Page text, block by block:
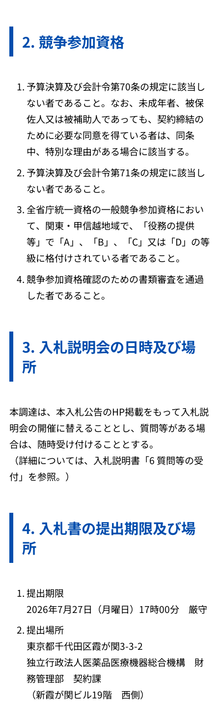
競争参加資格
予算決算及び会計令第70条の規定に該当し
ない者であること。なお、未成年者、被保
佐人又は被補助人であっても、契約締結の
ために必要な同意を得ている者は、同条
中、特別な理由がある場合に該当する。
予算決算及び会計令第71条の規定に該当し
ない者であること。
全省庁統一資格の一般競争参加資格におい
て、関東・甲信越地域で、「役務の提供
等」で「A」、「B」、「C」又は「D」の等
級に格付けされている者であること。
競争参加資格確認のための書類審査を通過
した者であること。
入札説明会の日時及び場
所
本調達は、本入札公告のHP掲載をもって入札説
明会の開催に替えることとし、質問等がある場
合は、随時受け付けることとする。
（詳細については、入札説明書「6 質問等の受
付」を参照。）
入札書の提出期限及び場
所
提出期限
2026年7月27日（月曜日）17時00分 厳守
提出場所
東京都千代田区霞が関3-3-2
独立行政法人医薬品医療機器総合機構 財
務管理部 契約課
（新霞が関ビル19階 西側）